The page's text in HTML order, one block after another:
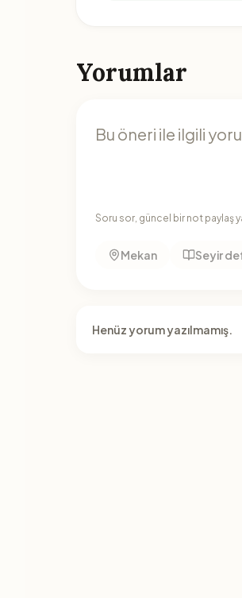
Yorumlar
Soru sor, güncel bir not paylaş
Mekan Seyir
Henüz yorum yazılmamış.